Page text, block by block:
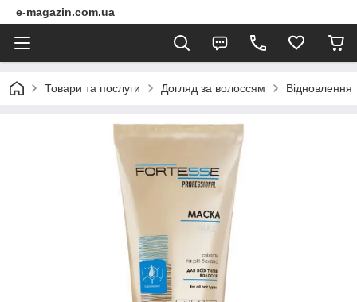
e-magazin.com.ua
Товари та послуги Догляд за волоссям Відновлення